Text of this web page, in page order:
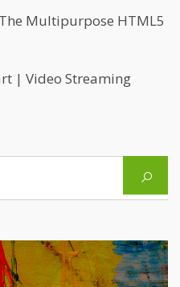
Multipurpose HTML5
| Video Streaming